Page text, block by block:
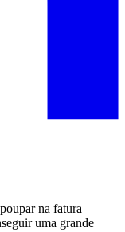
na fatura
uma grande